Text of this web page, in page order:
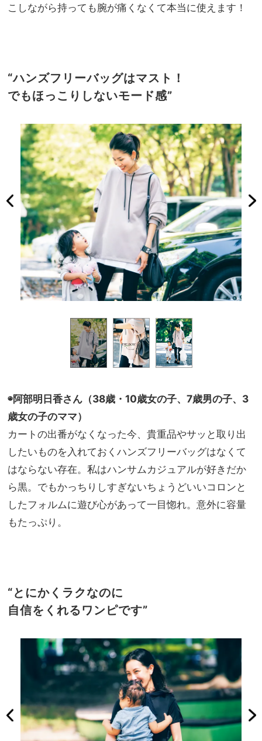
こしながら持っても腕が痛くなくて本当に使えます！
“ハンズフリーバッグはマスト！
でもほっこりしないモード感”
◉阿部明日香さん（38歳・10歳女の子、7歳男の子、3
歳女の子のママ）
カートの出番がなくなった今、貴重品やサッと取り出
したいものを入れておくハンズフリーバッグはなくて
はならない存在。私はハンサムカジュアルが好きだか
ら黒。でもかっちりしすぎないちょうどいいコロンと
したフォルムに遊び心があって一目惚れ。意外に容量
もたっぷり。
“とにかくラクなのに
自信をくれるワンピです”